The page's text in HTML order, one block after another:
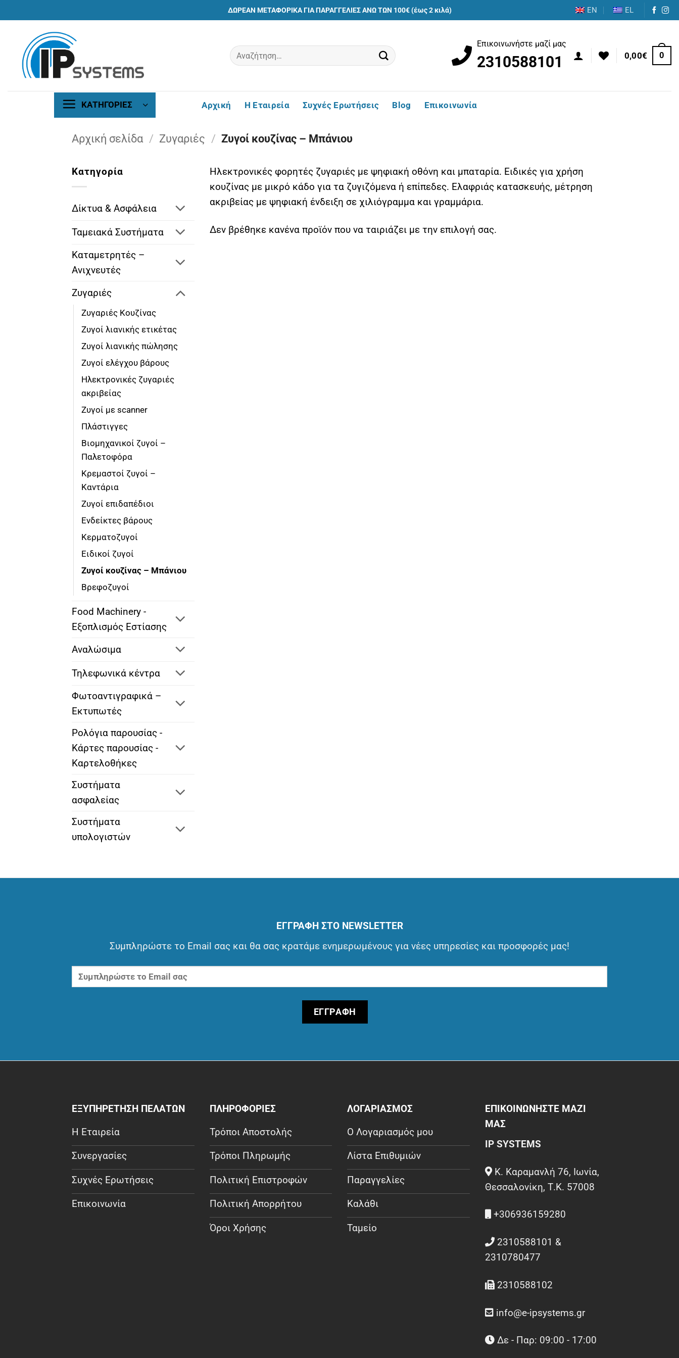
στο
περιεχόμενο
ΔΩΡΕΑΝ ΜΕΤΑΦΟΡΙΚΑ ΓΙΑ ΠΑΡΑΓΓΕΛΙΕΣ ΑΝΩ ΤΩΝ 100€ (έως 2 κιλά) EN EL
Αναζήτηση
για:
Επικοινωνήστε μαζί μας
2310588101 0,00€ 0
ΚΑΤΗΓΟΡΙΕΣ Αρχική Η Εταιρεία Συχνές Ερωτήσεις Blog Επικοινωνία
Αρχική σελίδα / Ζυγαριές / Ζυγοί κουζίνας – Μπάνιου
Κατηγορία
Δίκτυα & Ασφάλεια
Ταμειακά Συστήματα
Καταμετρητές –
Ανιχνευτές
Ζυγαριές
Ζυγαριές Κουζίνας
Ζυγοί λιανικής ετικέτας
Ζυγοί λιανικής πώλησης
Ζυγοί ελέγχου βάρους
Ηλεκτρονικές ζυγαριές
ακριβείας
Ζυγοί με scanner
Πλάστιγγες
Βιομηχανικοί ζυγοί –
Παλετοφόρα
Κρεμαστοί ζυγοί –
Καντάρια
Ζυγοί επιδαπέδιοι
Ενδείκτες βάρους
Κερματοζυγοί
Ειδικοί ζυγοί
Ζυγοί κουζίνας – Μπάνιου
Βρεφοζυγοί
Food Machinery -
Εξοπλισμός Εστίασης
Αναλώσιμα
Τηλεφωνικά κέντρα
Φωτοαντιγραφικά –
Εκτυπωτές
Ρολόγια παρουσίας -
Κάρτες παρουσίας -
Καρτελοθήκες
Συστήματα
ασφαλείας
Συστήματα
υπολογιστών
Ηλεκτρονικές φορητές ζυγαριές με ψηφιακή οθόνη και μπαταρία. Ειδικές για χρήση
κουζίνας με μικρό κάδο για τα ζυγιζόμενα ή επίπεδες. Ελαφριάς κατασκευής, μέτρηση
ακριβείας με ψηφιακή ένδειξη σε χιλιόγραμμα και γραμμάρια.
Δεν βρέθηκε κανένα προϊόν που να ταιριάζει με την επιλογή σας.
ΕΓΓΡΑΦΗ ΣΤΟ NEWSLETTER
Συμπληρώστε το Email σας και θα σας κρατάμε ενημερωμένους για νέες υπηρεσίες και προσφορές μας!
ΕΞΥΠΗΡΕΤΗΣΗ ΠΕΛΑΤΩΝ
Η Εταιρεία
Συνεργασίες
Συχνές Ερωτήσεις
Επικοινωνία
ΠΛΗΡΟΦΟΡΙΕΣ
Τρόποι Αποστολής
Τρόποι Πληρωμής
Πολιτική Επιστροφών
Πολιτική Απορρήτου
Όροι Χρήσης
ΛΟΓΑΡΙΑΣΜΟΣ
Ο Λογαριασμός μου
Λίστα Επιθυμιών
Παραγγελίες
Καλάθι
Ταμείο
ΕΠΙΚΟΙΝΩΝΗΣΤΕ ΜΑΖΙ
ΜΑΣ
IP SYSTEMS
Κ. Καραμανλή 76, Ιωνία,
Θεσσαλονίκη, Τ.Κ. 57008
+306936159280
2310588101 &
2310780477
2310588102
info@e-ipsystems.gr
Δε - Παρ: 09:00 - 17:00